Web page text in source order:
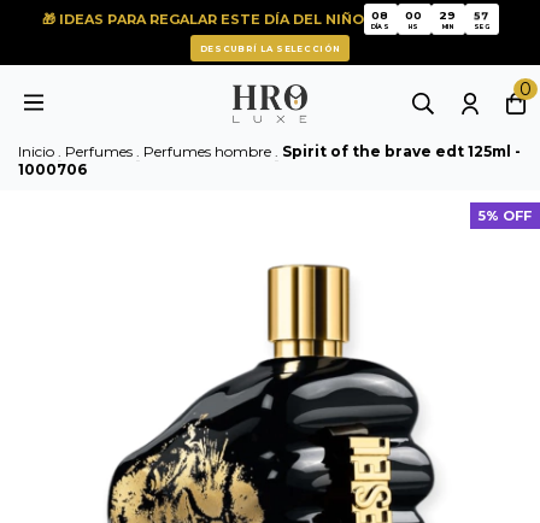
🎁 IDEAS PARA REGALAR ESTE DÍA DEL NIÑO
08
08
DÍAS
00
00
HS
29
29
MIN
57
57
SEG
DESCUBRÍ LA SELECCIÓN
0
Inicio Perfumes Perfumes hombre
Spirit of the brave edt 125ml -
1000706
5% OFF